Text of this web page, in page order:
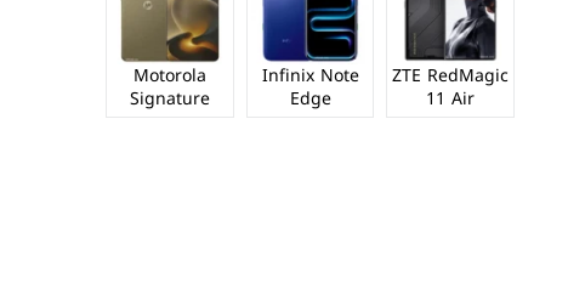
ZTE RedMagic
11 Air
Infinix Note
Edge
Motorola
Signature